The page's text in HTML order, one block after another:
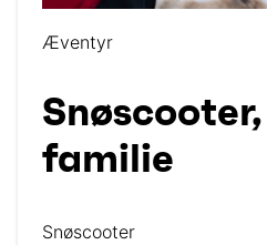
Æventyr
familie
Snøscooter